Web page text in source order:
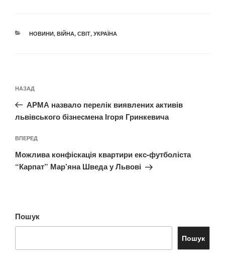
КАТЕГОРІЇ
НОВИНИ, ВІЙНА, СВІТ, УКРАЇНА
записів
Попередній
запис:
НАЗАД
АРМА назвало перелік виявлених активів
львівського бізнесмена Ігоря Гринкевича
Наступний
запис
ВПЕРЕД
Можлива конфіскація квартири екс-футболіста
“Карпат” Мар’яна Шведа у Львові
Пошук
Пошук